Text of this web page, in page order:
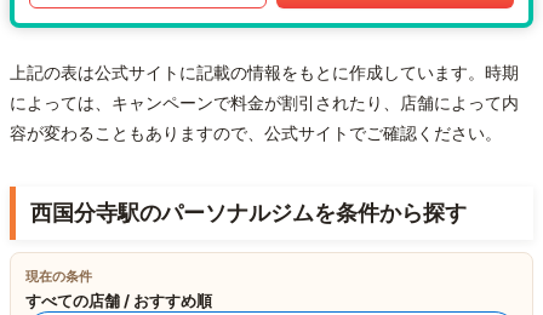
上記の表は公式サイトに記載の情報をもとに作成しています。時期
によっては、キャンペーンで料金が割引されたり、店舗によって内
容が変わることもありますので、公式サイトでご確認ください。
西国分寺駅のパーソナルジムを条件から探す
現在の条件
すべての店舗 / おすすめ順